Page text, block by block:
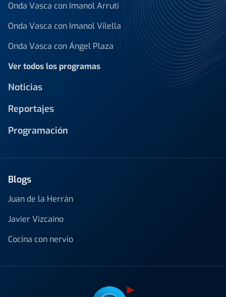
Onda Vasca con Imanol Arruti
Onda Vasca con Imanol Vilella
Onda Vasca con Ángel Plaza
Ver todos los programas
Noticias
Reportajes
Programación
Blogs
Juan de la Herrán
Javier Vizcaino
Cocina con nervio